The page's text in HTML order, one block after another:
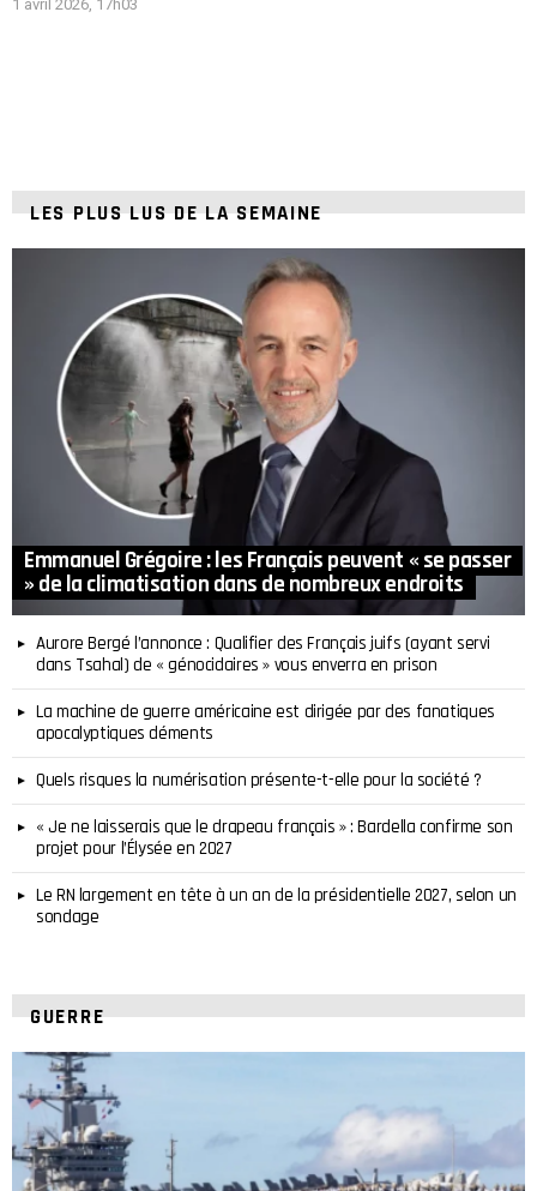
1 avril 2026, 17h03
LES PLUS LUS DE LA SEMAINE
Emmanuel Grégoire : les Français peuvent « se passer
» de la climatisation dans de nombreux endroits
Aurore Bergé l’annonce : Qualifier des Français juifs (ayant servi
dans Tsahal) de « génocidaires » vous enverra en prison
La machine de guerre américaine est dirigée par des fanatiques
apocalyptiques déments
Quels risques la numérisation présente-t-elle pour la société ?
« Je ne laisserais que le drapeau français » : Bardella confirme son
projet pour l’Élysée en 2027
Le RN largement en tête à un an de la présidentielle 2027, selon un
sondage
GUERRE